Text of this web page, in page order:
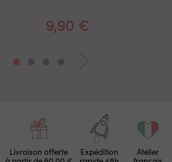
9,90 €
Livraison offerte
Expédition
Atelier